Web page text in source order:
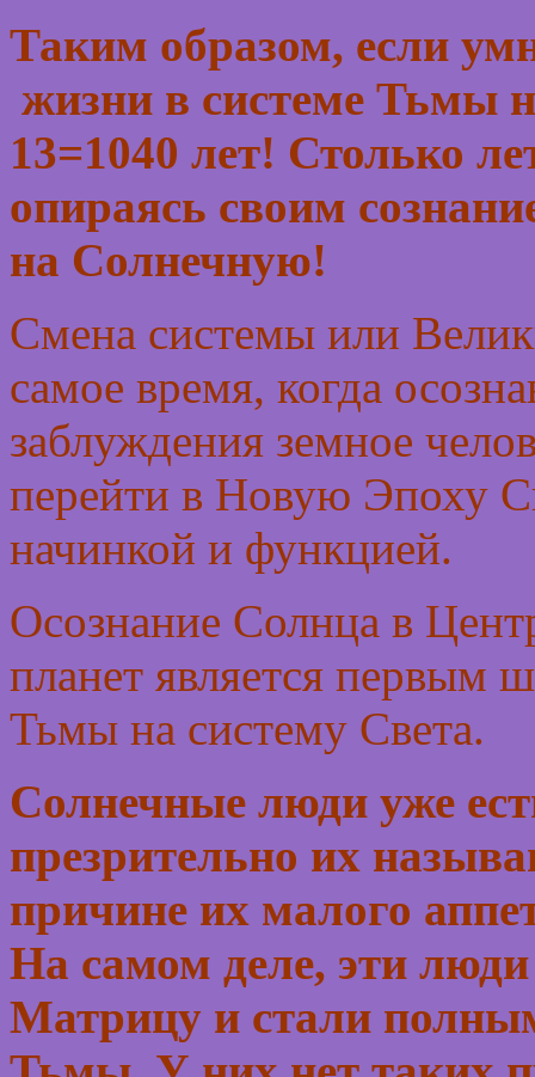
Таким образом, если
жизни в системе Тьмы
13=1040 лет! Столько
опираясь своим
на Солнечную!
Смена системы или
самое время, когда
заблуждения земное
перейти в Новую Эпоху
начинкой и функцией.
Осознание Солнца в
планет является первым
Тьмы на систему Света.
Солнечные люди уже
презрительно их
причине их малого
На самом деле, эти
Матрицу и стали